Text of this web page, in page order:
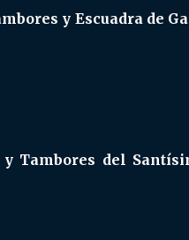
y Escuadra de
Tambores del